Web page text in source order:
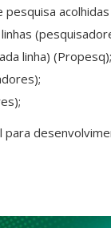
linha) (Propesq);